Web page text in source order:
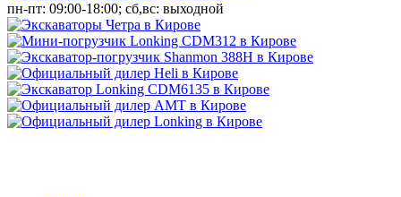
пн-пт: 09:00-18:00; сб,вс: выходной